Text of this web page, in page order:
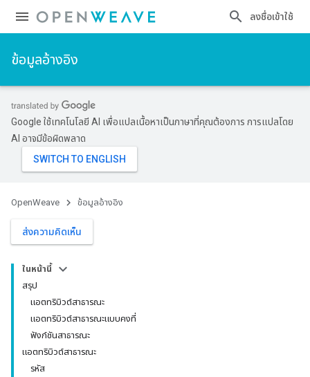
ลงชื่อเข้าใช้
ข้อมูลอ้างอิง
Google ใช้เทคโนโลยี AI เพื่อแปลเนื้อหาเป็นภาษาที่คุณต้องการ การแปลโดย
AI อาจมีข้อผิดพลาด
OpenWeave ข้อมูลอ้างอิง
ส่งความคิดเห็น
ในหน้านี้
สรุป
แอตทริบิวต์สาธารณะ
แอตทริบิวต์สาธารณะแบบคงที่
ฟังก์ชันสาธารณะ
แอตทริบิวต์สาธารณะ
รหัส